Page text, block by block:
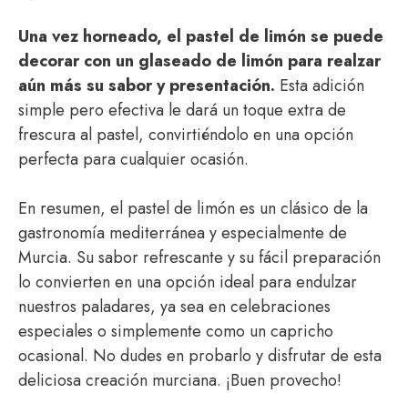
Una vez horneado, el pastel de limón se puede
decorar con un glaseado de limón para realzar
aún más su sabor y presentación. Esta adición
simple pero efectiva le dará un toque extra de
frescura al pastel, convirtiéndolo en una opción
perfecta para cualquier ocasión.
En resumen, el pastel de limón es un clásico de la
gastronomía mediterránea y especialmente de
Murcia. Su sabor refrescante y su fácil preparación
lo convierten en una opción ideal para endulzar
nuestros paladares, ya sea en celebraciones
especiales o simplemente como un capricho
ocasional. No dudes en probarlo y disfrutar de esta
deliciosa creación murciana. ¡Buen provecho!